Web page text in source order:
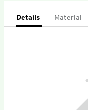
Details Material